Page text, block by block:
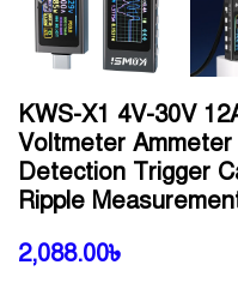
KWS-X1 4V-30V
Voltmeter
Detection Trigger
Ripple
2,088.00৳